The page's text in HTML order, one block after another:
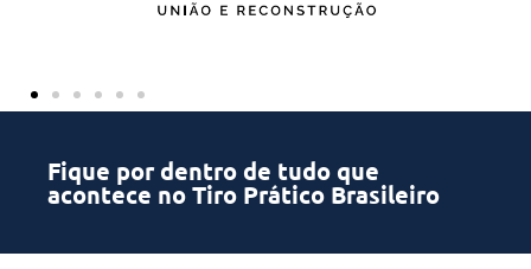
Fique por dentro de tudo que
acontece no Tiro Prático Brasileiro